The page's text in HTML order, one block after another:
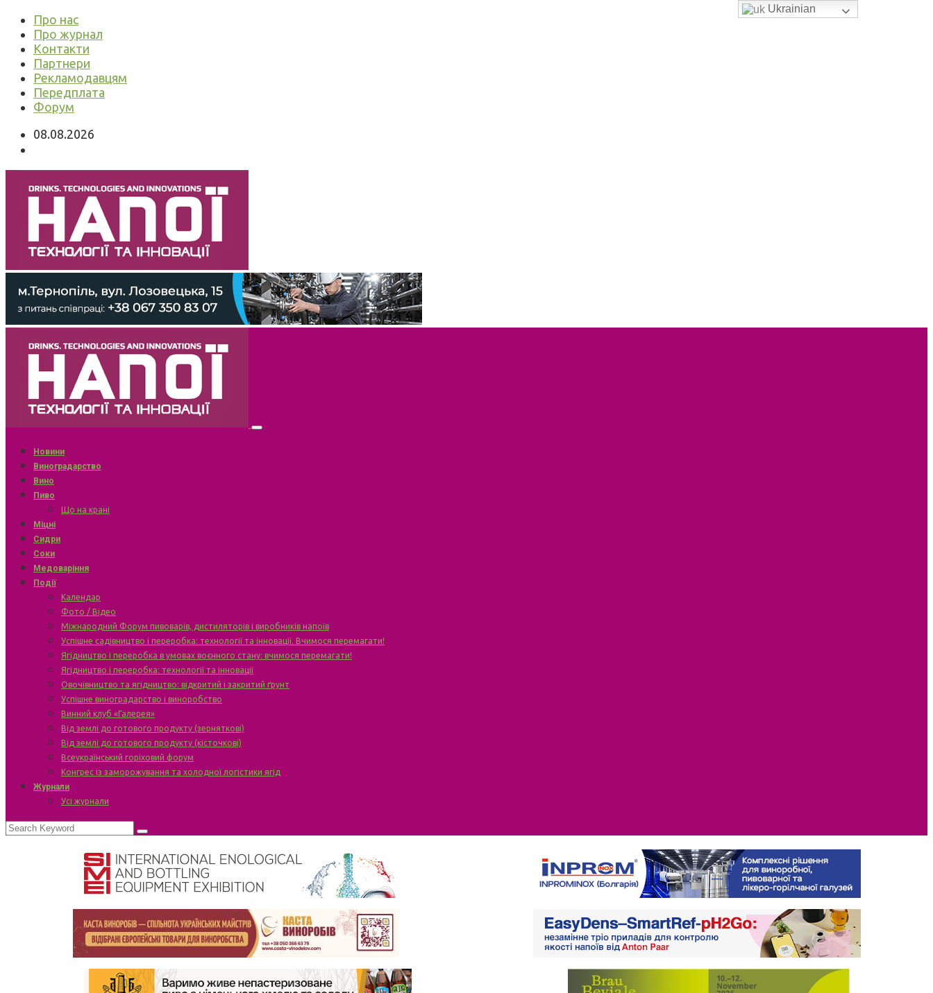
Про нас
Про журнал
Контакти
Партнери
Рекламодавцям
Передплата
Форум
08.08.2026
Новини
Виноградарство
Вино
Пиво
Що на крані
Міцні
Сидри
Соки
Медоваріння
Події
Календар
Фото / Відео
Міжнародний Форум пивоварів, дистиляторів і виробників напоїв
Успішне садівництво і переробка: технології та інновації. Вчимося перемагати!
Ягідництво і переробка в умовах воєнного стану: вчимося перемагати!
Ягідництво і переробка: технології та інновації
Овочівництво та ягідництво: відкритий і закритий ґрунт
Успішне виноградарство і виноробство
Винний клуб «Галерея»
Від землі до готового продукту (зерняткові)
Від землі до готового продукту (кісточкові)
Всеукраїнський горіховий форум
Конгрес із заморожування та холодної логістики ягід
Журнали
Усі журнали
Ukrainian